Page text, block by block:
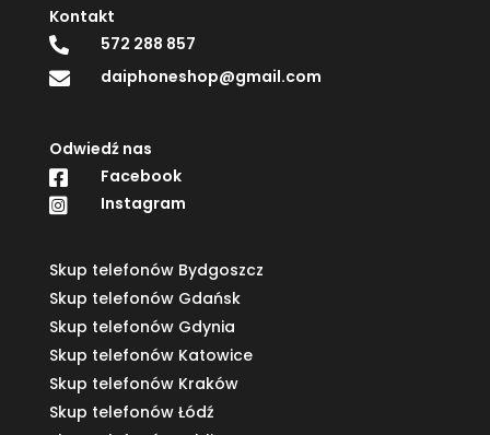
Kontakt
 572 288 857
 daiphoneshop@gmail.com
Odwiedź nas
 Facebook
 Instagram
Skup telefonów Bydgoszcz
Skup telefonów Gdańsk
Skup telefonów Gdynia
Skup telefonów Katowice
Skup telefonów Kraków
Skup telefonów Łódź